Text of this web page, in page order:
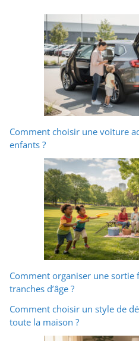
Comment choisir une voiture
enfants ?
Comment organiser une sortie
tranches d’âge ?
Comment choisir un style de
toute la maison ?